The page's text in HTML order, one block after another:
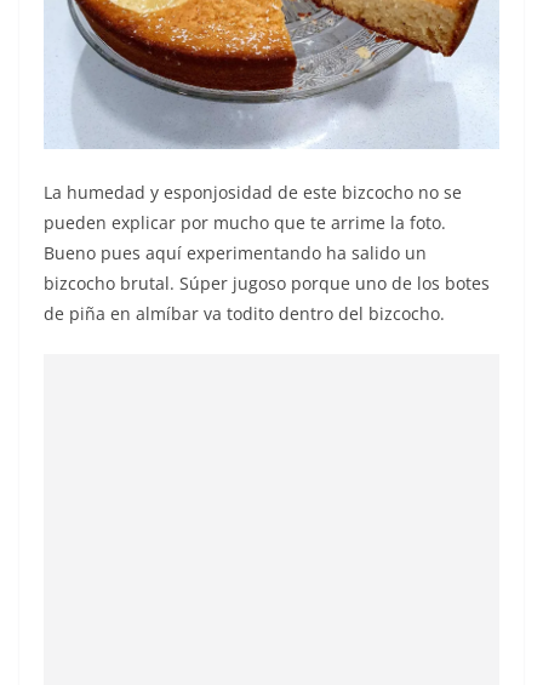
La humedad y esponjosidad de este bizcocho no se
pueden explicar por mucho que te arrime la foto.
Bueno pues aquí experimentando ha salido un
bizcocho brutal. Súper jugoso porque uno de los botes
de piña en almíbar va todito dentro del bizcocho.